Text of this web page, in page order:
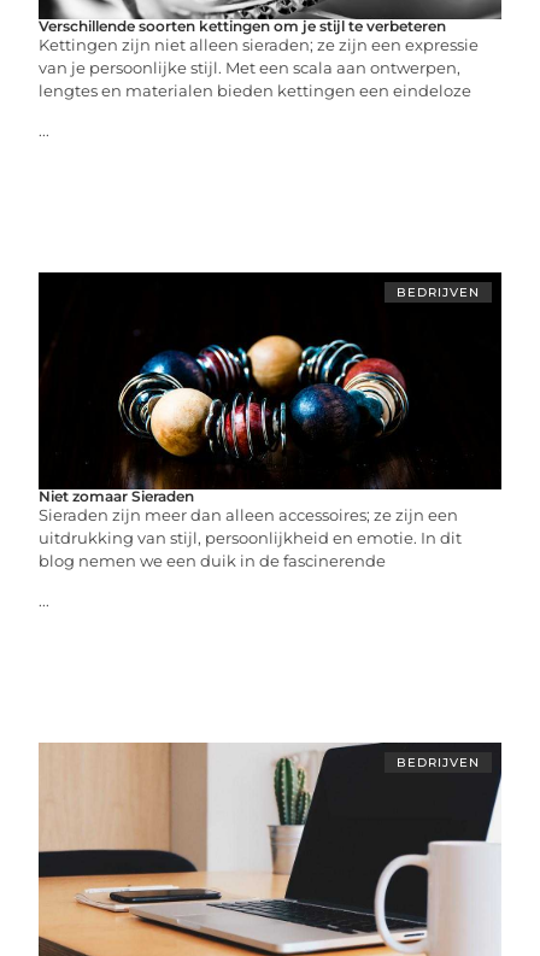
Verschillende soorten kettingen om je stijl te verbeteren
Kettingen zijn niet alleen sieraden; ze zijn een expressie
van je persoonlijke stijl. Met een scala aan ontwerpen,
lengtes en materialen bieden kettingen een eindeloze
...
BEDRIJVEN
Niet zomaar Sieraden
Sieraden zijn meer dan alleen accessoires; ze zijn een
uitdrukking van stijl, persoonlijkheid en emotie. In dit
blog nemen we een duik in de fascinerende
...
BEDRIJVEN